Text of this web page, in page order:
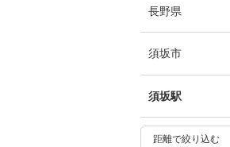
長野県
須坂市
須坂駅